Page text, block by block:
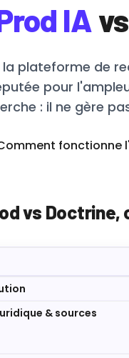
IA
plateforme de
pour
: il ne gère
fonctionne
vs
& sources